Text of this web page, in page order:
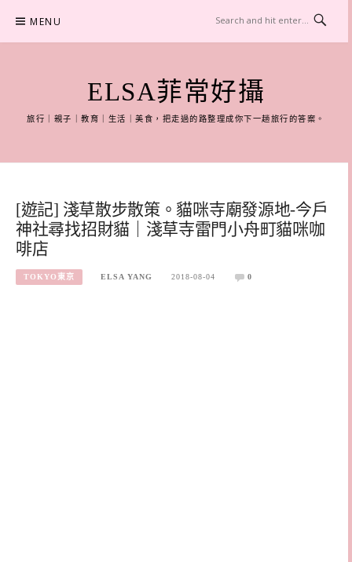
content
MENU
ELSA菲常好攝
旅行｜親子｜教育｜生活｜美食，把走過的路整理成你下一趟旅行的答案。
[遊記] 淺草散步散策。貓咪寺廟發源地-今戶
神社尋找招財貓｜淺草寺雷門小舟町貓咪咖
啡店
TOKYO東京 ELSA YANG 2018-08-04 0